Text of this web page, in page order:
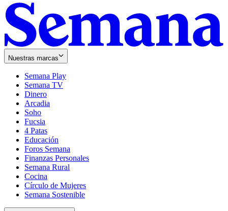
Nuestras marcas
Semana Play
Semana TV
Dinero
Arcadia
Soho
in
new
window
Fucsia
in
new
window
4 Patas
Educación
Foros Semana
Finanzas Personales
Semana Rural
Cocina
Círculo de Mujeres
Semana Sostenible